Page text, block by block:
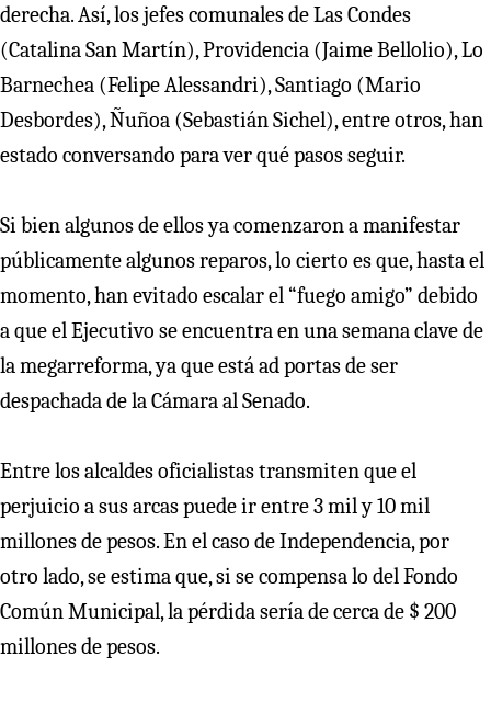
derecha. Así, los jefes comunales de Las Condes
(Catalina San Martín), Providencia (Jaime Bellolio), Lo
Barnechea (Felipe Alessandri), Santiago (Mario
Desbordes), Ñuñoa (Sebastián Sichel), entre otros, han
estado conversando para ver qué pasos seguir.
Si bien algunos de ellos ya comenzaron a manifestar
públicamente algunos reparos, lo cierto es que, hasta el
momento, han evitado escalar el “fuego amigo” debido
a que el Ejecutivo se encuentra en una semana clave de
la megarreforma, ya que está ad portas de ser
despachada de la Cámara al Senado.
Entre los alcaldes oficialistas transmiten que el
perjuicio a sus arcas puede ir entre 3 mil y 10 mil
millones de pesos. En el caso de Independencia, por
otro lado, se estima que, si se compensa lo del Fondo
Común Municipal, la pérdida sería de cerca de $ 200
millones de pesos.